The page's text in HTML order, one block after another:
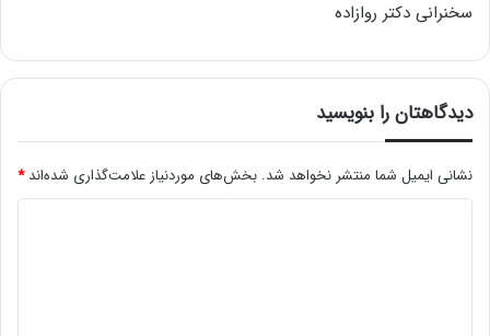
سخنرانی دکتر روازاده
دیدگاهتان را بنویسید
نشانی ایمیل شما منتشر نخواهد شد. بخش‌های موردنیاز علامت‌گذاری شده‌اند*